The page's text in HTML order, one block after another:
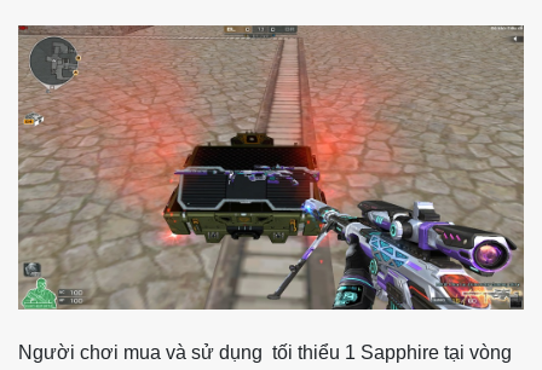
Người chơi mua và sử dụng tối thiểu 1 Sapphire tại vòng